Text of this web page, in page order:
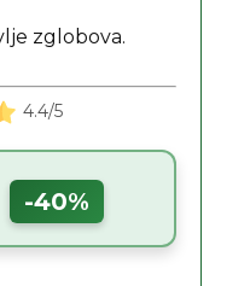
zglobova.
4.4/5
-40%